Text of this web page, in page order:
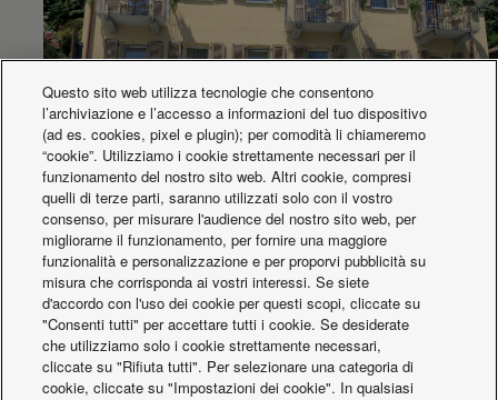
Hotel Rocopom
In primo piano
Questo sito web utilizza tecnologie che consentono
l’archiviazione e l’accesso a informazioni del tuo dispositivo
(ad es. cookies, pixel e plugin); per comodità li chiameremo
“cookie”. Utilizziamo i cookie strettamente necessari per il
funzionamento del nostro sito web. Altri cookie, compresi
quelli di terze parti, saranno utilizzati solo con il vostro
consenso, per misurare l'audience del nostro sito web, per
migliorarne il funzionamento, per fornire una maggiore
funzionalità e personalizzazione e per proporvi pubblicità su
misura che corrisponda ai vostri interessi. Se siete
d'accordo con l'uso dei cookie per questi scopi, cliccate su
"Consenti tutti" per accettare tutti i cookie. Se desiderate
che utilizziamo solo i cookie strettamente necessari,
cliccate su "Rifiuta tutti". Per selezionare una categoria di
cookie, cliccate su "Impostazioni dei cookie". In qualsiasi